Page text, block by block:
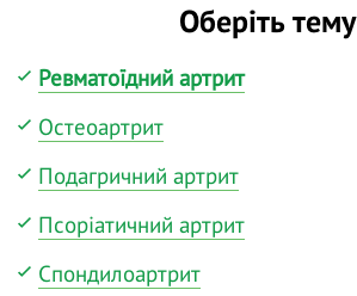
Оберіть тему
Ревматоїдний артрит
Остеоартрит
Подагричний артрит
Псоріатичний артрит
Спондилоартрит